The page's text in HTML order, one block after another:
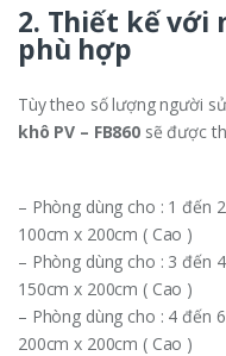
2. Thiết kế
phù hợp
Tùy theo số lượng người
khô PV – FB860 sẽ được
– Phòng dùng cho : 1
100cm x 200cm ( Cao )
– Phòng dùng cho : 3
150cm x 200cm ( Cao )
– Phòng dùng cho : 4
200cm x 200cm ( Cao )